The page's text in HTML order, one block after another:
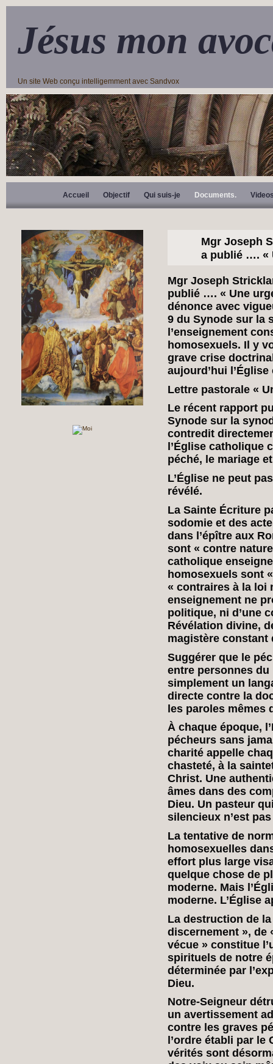
Jésus mon
Un site Web conçu intelligemment avec Sandvox
Accueil Objectif Qui suis-je Documents.
Mgr Joseph
a publié …. «
Mgr Joseph
publié …. « Une
dénonce avec
9 du Synode sur la
l’enseignement
homosexuels. Il y
grave crise
aujourd’hui
Lettre pastorale «
Le récent rapport
Synode sur la
contredit
l’Église catholique
péché, le mariage
L’Église ne peut
révélé.
La Sainte Écriture
sodomie et des
dans l’épître aux
sont « contre
catholique
homosexuels sont
« contraires à la loi
enseignement ne
politique, ni d’une
Révélation divine,
magistère constant
Suggérer que le
entre personnes du
simplement un
directe contre la
les paroles mêmes
À chaque époque,
pécheurs sans
charité appelle
chasteté, à la
Christ. Une
âmes dans des
Dieu. Un pasteur
silencieux n’est
La tentative de
homosexuelles
effort plus large
quelque chose de
moderne. Mais
moderne. L’Église
La destruction de
discernement », de
vécue » constitue
spirituels de notre
déterminée par
Dieu.
Notre-Seigneur
un avertissement
contre les graves
l’ordre établi par le
vérités sont